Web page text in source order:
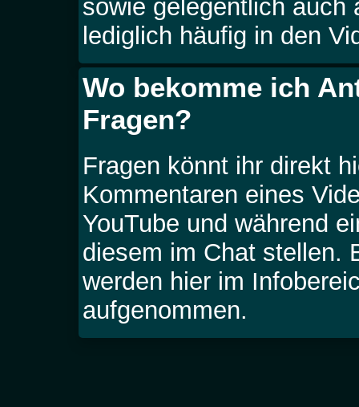
sowie gelegentlich auch
lediglich häufig in den
Wo bekomme ich
Fragen?
Fragen könnt ihr direkt
Kommentaren eines
YouTube und während
diesem im Chat stellen.
werden hier im
aufgenommen.